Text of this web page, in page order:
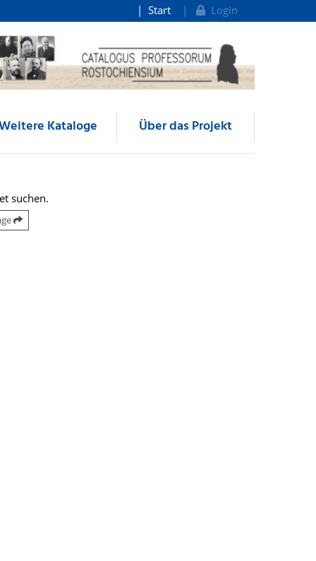
Start Login
Kataloge Über das Projekt
suchen.